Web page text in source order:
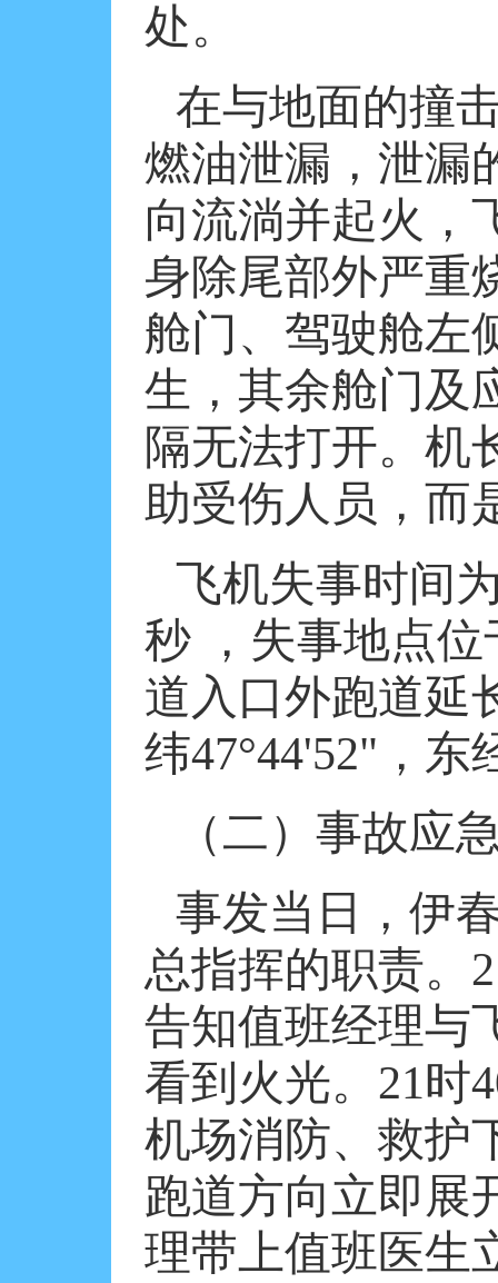
处。
在与地面的撞
燃油泄漏，泄漏
向流淌并起火，
身除尾部外严重
舱门、驾驶舱左
生，其余舱门及
隔无法打开。机
助受伤人员，而
飞机失事时间
秒
，失事地点
道入口外跑道延
纬47°44'52" ，东
（二）事故应
事发当日，伊
总指挥的职责。
告知值班经理与
看到火光。 21时
机场消防、救护
跑道方向立即展
理带上值班医生